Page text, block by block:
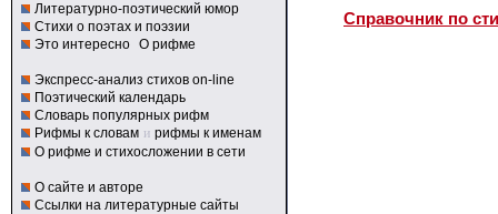
Литературно-поэтический юмор
Стихи о поэтах и поэзии
Это интересно О рифме
Экспресс-анализ стихов on-line
Поэтический календарь
Словарь популярных рифм
Рифмы к словам и рифмы к именам
О рифме и стихосложении в сети
О сайте и авторе
Ссылки на литературные сайты
Справочник по